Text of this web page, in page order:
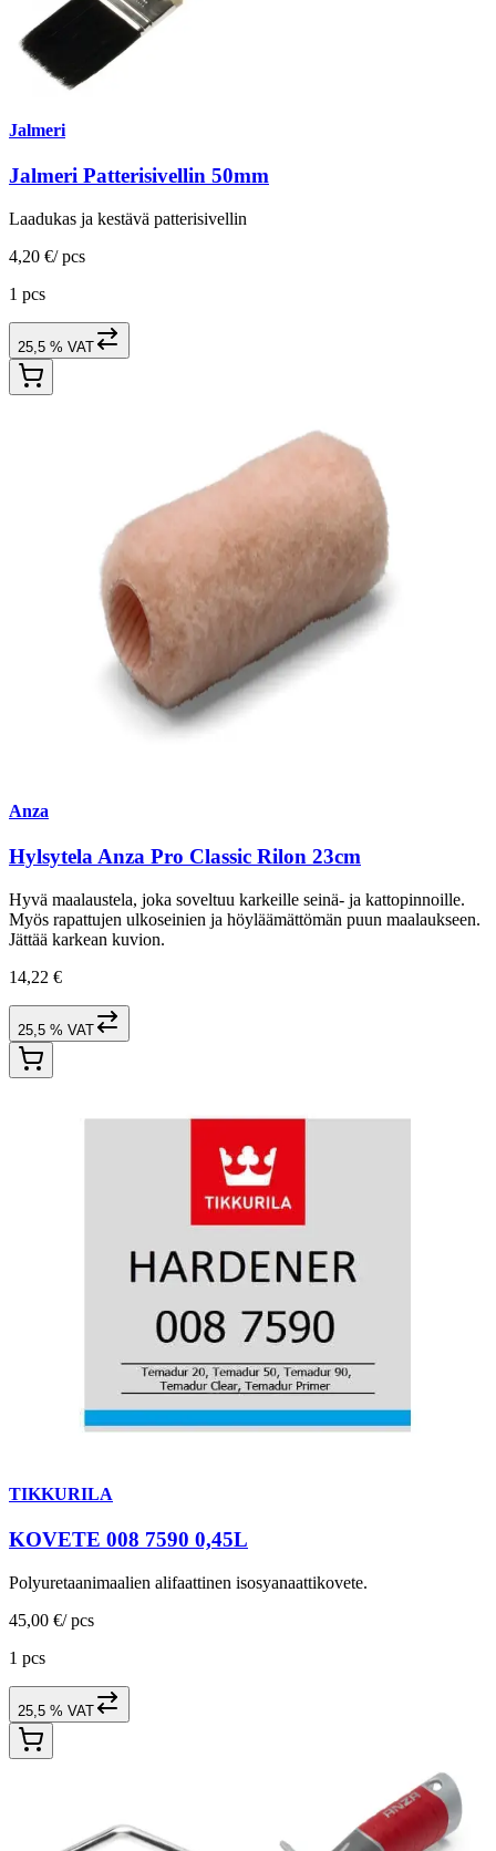
Jalmeri
Jalmeri Patterisivellin 50mm
Laadukas ja kestävä patterisivellin
4,20 €/ pcs
1 pcs
25,5 % VAT
Anza
Hylsytela Anza Pro Classic Rilon 23cm
Hyvä maalaustela, joka soveltuu karkeille seinä- ja kattopinnoille.
Myös rapattujen ulkoseinien ja höyläämättömän puun maalaukseen.
Jättää karkean kuvion.
14,22 €
25,5 % VAT
TIKKURILA
KOVETE 008 7590 0,45L
Polyuretaanimaalien alifaattinen isosyanaattikovete.
45,00 €/ pcs
1 pcs
25,5 % VAT